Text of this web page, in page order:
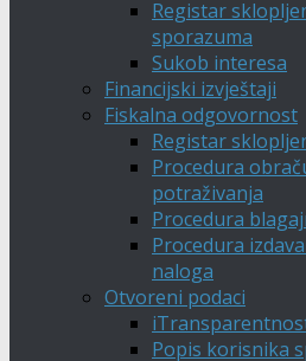
Registar
sporazuma
Sukob interesa
Financijski izvještaji
Fiskalna odgovornost
Registar
Procedura
potraživanja
Procedura
Procedura
naloga
Otvoreni podaci
Popis korisnika